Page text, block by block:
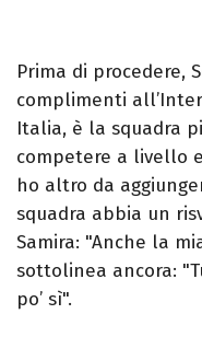
Prima di procedere,
complimenti
Italia, è la squadra
competere a livello
ho altro da
squadra abbia un
Samira: "Anche la
sottolinea ancora:
po’ sì".